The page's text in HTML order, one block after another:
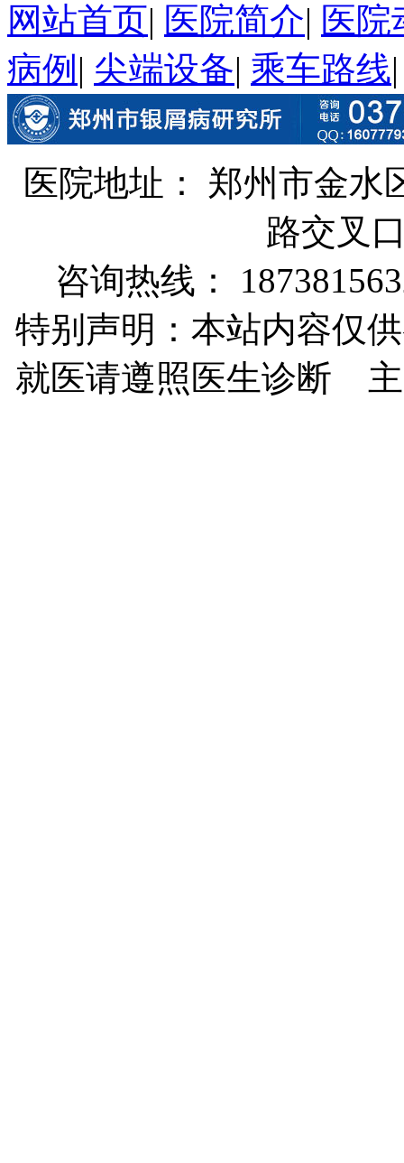
网站首页| 医院简介| 医院
病例 | 尖端设备| 乘车路线
医院地址： 郑州市金水
路交叉
咨询热线：
特别声明：本站内容仅
就医请遵照医生诊断